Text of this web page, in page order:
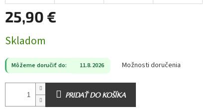
25,90 €
cena:
Skladom
Môžeme doručiť do: 11.8.2026 Možnosti doručenia
PRIDAŤ DO KOŠÍKA